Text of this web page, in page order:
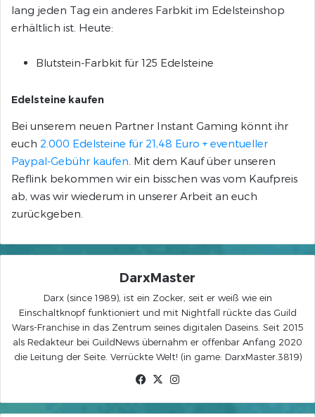
lang jeden Tag ein anderes Farbkit im Edelsteinshop
erhältlich ist. Heute:
Blutstein-Farbkit für 125 Edelsteine
Edelsteine kaufen
Bei unserem neuen Partner Instant Gaming könnt ihr
euch 2.000 Edelsteine für 21,48 Euro + eventueller
Paypal-Gebühr kaufen . Mit dem Kauf über unseren
Reflink bekommen wir ein bisschen was vom Kaufpreis
ab, was wir wiederum in unserer Arbeit an euch
zurückgeben.
DarxMaster
Darx (since 1989), ist ein Zocker, seit er weiß wie ein
Einschaltknopf funktioniert und mit Nightfall rückte das Guild
Wars-Franchise in das Zentrum seines digitalen Daseins. Seit 2015
als Redakteur bei GuildNews übernahm er offenbar Anfang 2020
die Leitung der Seite. Verrückte Welt! (in game: DarxMaster.3819)
Facebook
X